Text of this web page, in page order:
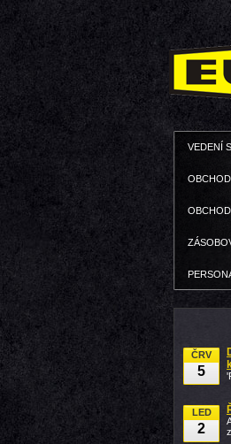
VEDENÍ
ČRV
5
LED
2